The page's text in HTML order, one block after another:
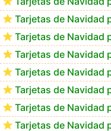
Feliz Navidad y
Si estas buscando más
personalizadas con
enlace:Tarjetas de